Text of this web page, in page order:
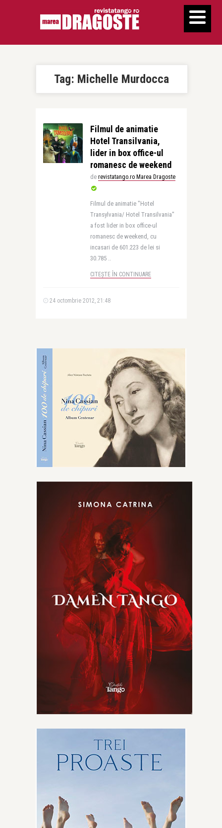
Tag: Michelle Murdocca
Filmul de animatie
Hotel Transilvania,
lider in box office-ul
romanesc de weekend
de revistatango.ro Marea Dragoste
Filmul de animatie "Hotel
Transylvania/ Hotel Transilvania"
a fost lider in box office-ul
romanesc de weekend, cu
incasari de 601.223 de lei si
30.785 ..
CITEȘTE ÎN CONTINUARE
24 octombrie 2012, 21:48